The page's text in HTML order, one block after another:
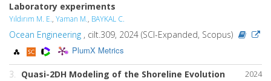
Laboratory experiments
Yıldırım M. E., Yaman M., BAYKAL C.
Ocean Engineering , cilt.309, 2024 (SCI-Expanded, Scopus)
PlumX Metrics
2024
3. Quasi-2DH Modeling of the Shoreline Evolution